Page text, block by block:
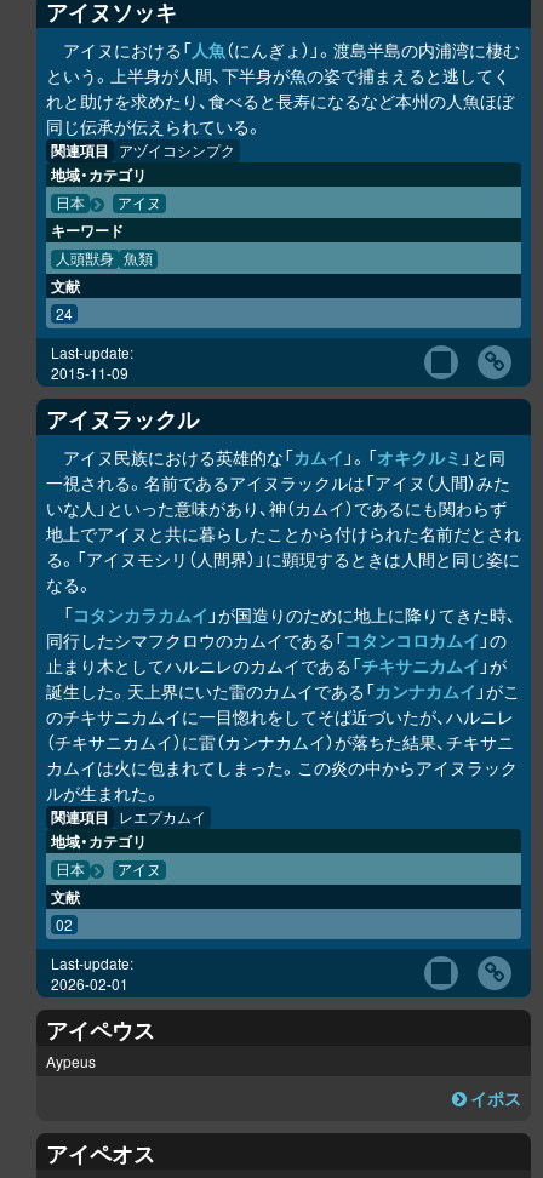
アイヌソッキ
アイヌにおける「人魚（にんぎょ）」。渡島半島の内浦湾に棲む
という。上半身が人間、下半身が魚の姿で捕まえると逃してく
れと助けを求めたり、食べると長寿になるなど本州の人魚ほぼ
同じ伝承が伝えられている。
関連項目 アヅイコシンプク
地域・カテゴリ
日本 アイヌ
キーワード
人頭獣身 魚類
文献
24
Last-update:
2015-11-09
アイヌラックル
アイヌ民族における英雄的な「カムイ 」。「オキクルミ 」と同
一視される。名前であるアイヌラックルは「アイヌ（人間）みた
いな人」といった意味があり、神（カムイ）であるにも関わらず
地上でアイヌと共に暮らしたことから付けられた名前だとされ
る。「アイヌモシ リ （人間界）」に顕現するときは人間と同じ姿に
なる。
「コタンカラ カムイ 」が国造りのために地上に降りてきた時、
同行したシマフクロウのカムイである「コタンコ ロ カムイ 」の
止まり木としてハルニレのカムイである「チキサニカムイ 」が
誕生した。天上界にいた雷のカムイである「カンナカムイ 」がこ
のチキサニカムイに一目惚れをしてそば近づいたが、ハルニレ
（チキサニカムイ）に雷（カンナカムイ）が落ちた結果、チキサニ
カムイは火に包まれてしまった。この炎の中からアイヌラック
ルが生まれた。
関連項目 レエプカムイ
地域・カテゴリ
日本 アイヌ
文献
02
Last-update:
2026-02-01
アイペウス
Aypeus
イポス
アイペオス